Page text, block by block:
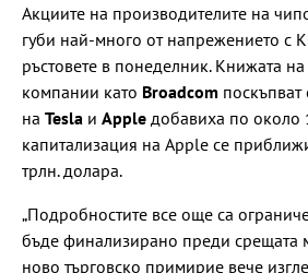
Акциите на производителите на
губи най-много от напрежението с
ръстовете в понеделник. Книжата на
компании като Broadcom поскъпват
на Tesla и Apple добавиха по около
капитализация на Apple се
трлн. долара.
„Подробностите все още са
бъде финализирано преди срещата
ново търговско примирие вече